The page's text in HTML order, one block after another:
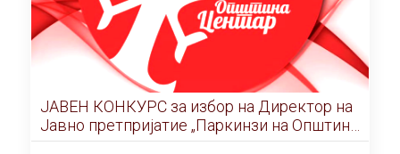
ЈАВЕН КОНКУРС за избор на Директор на
Јавно претпријатие „Паркинзи на Општина
Центар“ – Скопје